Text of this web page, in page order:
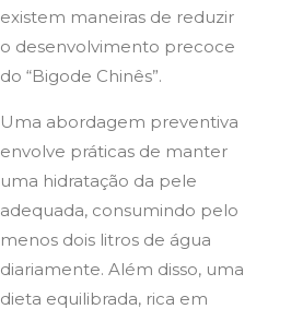
existem maneiras de reduzir
o desenvolvimento precoce
do “Bigode Chinês”.
Uma abordagem preventiva
envolve práticas de manter
uma hidratação da pele
adequada, consumindo pelo
menos dois litros de água
diariamente. Além disso, uma
dieta equilibrada, rica em